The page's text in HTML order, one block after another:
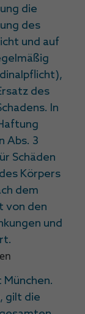
die
des
und auf
des
In
Abs. 3
Schäden
Körpers
dem
von den
und
gilt die